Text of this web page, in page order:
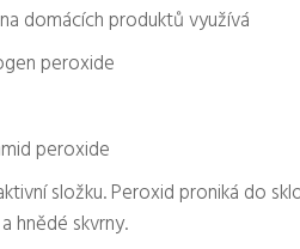
domácích produktů využívá
peroxide
peroxide
složku. Peroxid proniká do
hnědé skvrny.